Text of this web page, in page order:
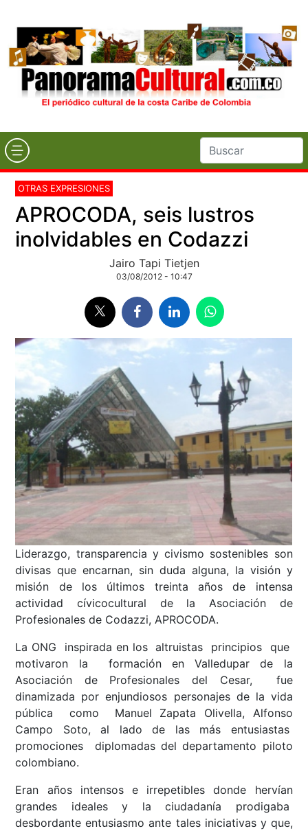
OTRAS EXPRESIONES
APROCODA, seis lustros
inolvidables en Codazzi
Jairo Tapi Tietjen
03/08/2012 - 10:47
Liderazgo, transparencia y civismo sostenibles son
divisas que encarnan, sin duda alguna, la visión y
misión de los últimos treinta años de intensa
actividad cívicocultural de la Asociación de
Profesionales de Codazzi, APROCODA.
La ONG inspirada en los altruistas principios que
motivaron la formación en Valledupar de la
Asociación de Profesionales del Cesar, fue
dinamizada por enjundiosos personajes de la vida
pública como Manuel Zapata Olivella, Alfonso
Campo Soto, al lado de las más entusiastas
promociones diplomadas del departamento piloto
colombiano.
Eran años intensos e irrepetibles donde hervían
grandes ideales y la ciudadanía prodigaba
desbordante entusiasmo ante tales iniciativas y que,